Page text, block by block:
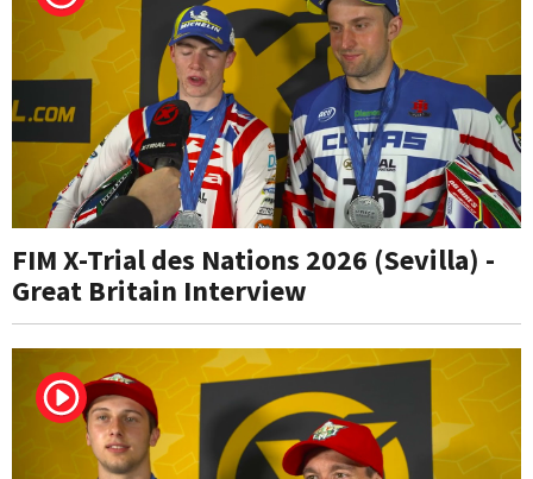
FIM X-Trial des Nations 2026 (Sevilla) -
Great Britain Interview